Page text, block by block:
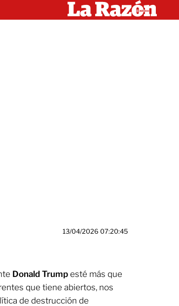
13/04/2026 07:20:45
Donald Trump esté más que
que tiene abiertos, nos
de destrucción de